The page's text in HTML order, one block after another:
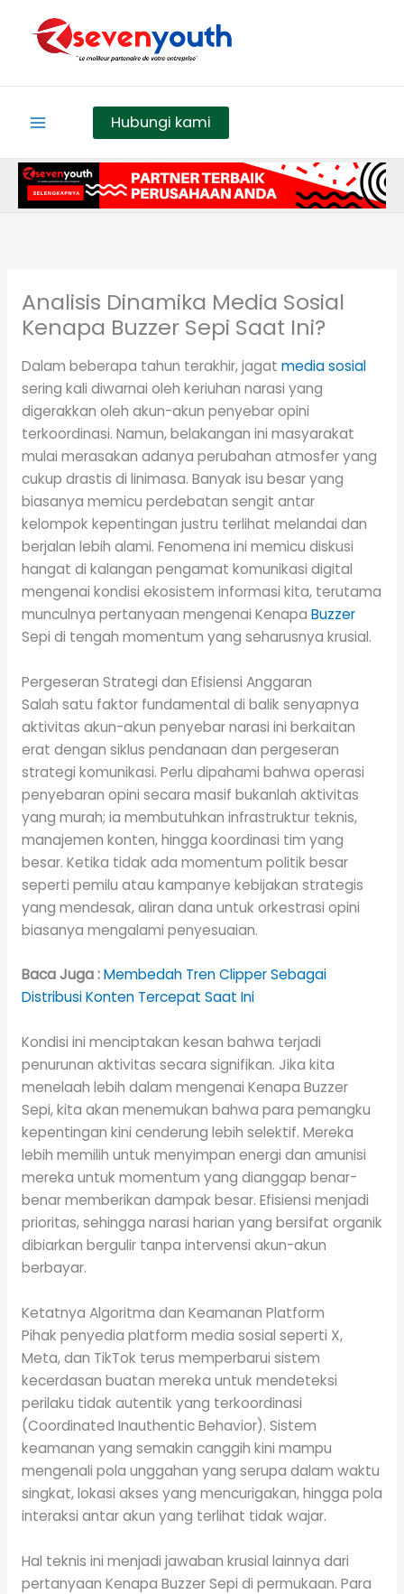
content
Hubungi kami
Analisis Dinamika Media Sosial
Kenapa Buzzer Sepi Saat Ini?
Dalam beberapa tahun terakhir, jagat media sosial
sering kali diwarnai oleh keriuhan narasi yang
digerakkan oleh akun-akun penyebar opini
terkoordinasi. Namun, belakangan ini masyarakat
mulai merasakan adanya perubahan atmosfer yang
cukup drastis di linimasa. Banyak isu besar yang
biasanya memicu perdebatan sengit antar
kelompok kepentingan justru terlihat melandai dan
berjalan lebih alami. Fenomena ini memicu diskusi
hangat di kalangan pengamat komunikasi digital
mengenai kondisi ekosistem informasi kita, terutama
munculnya pertanyaan mengenai Kenapa Buzzer
Sepi di tengah momentum yang seharusnya krusial.
Pergeseran Strategi dan Efisiensi Anggaran
Salah satu faktor fundamental di balik senyapnya
aktivitas akun-akun penyebar narasi ini berkaitan
erat dengan siklus pendanaan dan pergeseran
strategi komunikasi. Perlu dipahami bahwa operasi
penyebaran opini secara masif bukanlah aktivitas
yang murah; ia membutuhkan infrastruktur teknis,
manajemen konten, hingga koordinasi tim yang
besar. Ketika tidak ada momentum politik besar
seperti pemilu atau kampanye kebijakan strategis
yang mendesak, aliran dana untuk orkestrasi opini
biasanya mengalami penyesuaian.
Baca Juga :Membedah Tren Clipper Sebagai
Distribusi Konten Tercepat Saat Ini
Kondisi ini menciptakan kesan bahwa terjadi
penurunan aktivitas secara signifikan. Jika kita
menelaah lebih dalam mengenai Kenapa Buzzer
Sepi, kita akan menemukan bahwa para pemangku
kepentingan kini cenderung lebih selektif. Mereka
lebih memilih untuk menyimpan energi dan amunisi
mereka untuk momentum yang dianggap benar-
benar memberikan dampak besar. Efisiensi menjadi
prioritas, sehingga narasi harian yang bersifat organik
dibiarkan bergulir tanpa intervensi akun-akun
berbayar.
Ketatnya Algoritma dan Keamanan Platform
Pihak penyedia platform media sosial seperti X,
Meta, dan TikTok terus memperbarui sistem
kecerdasan buatan mereka untuk mendeteksi
perilaku tidak autentik yang terkoordinasi
(Coordinated Inauthentic Behavior). Sistem
keamanan yang semakin canggih kini mampu
mengenali pola unggahan yang serupa dalam waktu
singkat, lokasi akses yang mencurigakan, hingga pola
interaksi antar akun yang terlihat tidak wajar.
Hal teknis ini menjadi jawaban krusial lainnya dari
pertanyaan Kenapa Buzzer Sepi di permukaan. Para